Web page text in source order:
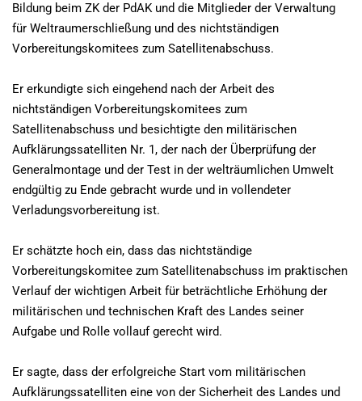
Bildung beim ZK der PdAK und die Mitglieder der Verwaltung
für Weltraumerschließung und des nichtständigen
Vorbereitungskomitees zum Satellitenabschuss.
Er erkundigte sich eingehend nach der Arbeit des
nichtständigen Vorbereitungskomitees zum
Satellitenabschuss und besichtigte den militärischen
Aufklärungssatelliten Nr. 1, der nach der Überprüfung der
Generalmontage und der Test in der welträumlichen Umwelt
endgültig zu Ende gebracht wurde und in vollendeter
Verladungsvorbereitung ist.
Er schätzte hoch ein, dass das nichtständige
Vorbereitungskomitee zum Satellitenabschuss im praktischen
Verlauf der wichtigen Arbeit für beträchtliche Erhöhung der
militärischen und technischen Kraft des Landes seiner
Aufgabe und Rolle vollauf gerecht wird.
Er sagte, dass der erfolgreiche Start vom militärischen
Aufklärungssatelliten eine von der Sicherheit des Landes und